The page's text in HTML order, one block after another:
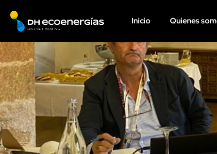
Inicio Quienes